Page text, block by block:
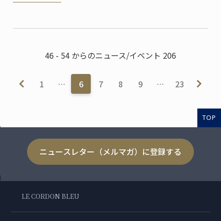
46 - 54 からのニュース/イベント 206
1 … 6 7 8 9 … 23
TOP
ニュースレター（メルマガ）に登録する
LE CORDON BLEU